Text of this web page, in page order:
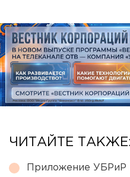
ЧИТАЙТЕ ТАКЖЕ:
Приложение УБРиР